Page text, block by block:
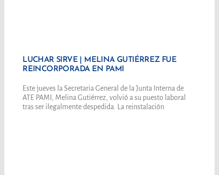
LUCHAR SIRVE | MELINA GUTIÉRREZ FUE
REINCORPORADA EN PAMI
Este jueves la Secretaria General de la Junta Interna de
ATE PAMI, Melina Gutiérrez, volvió a su puesto laboral
tras ser ilegalmente despedida. La reinstalación